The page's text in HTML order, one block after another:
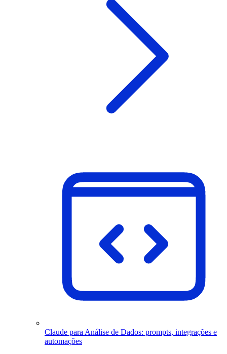
Claude para Análise de Dados: prompts, integrações e
automações